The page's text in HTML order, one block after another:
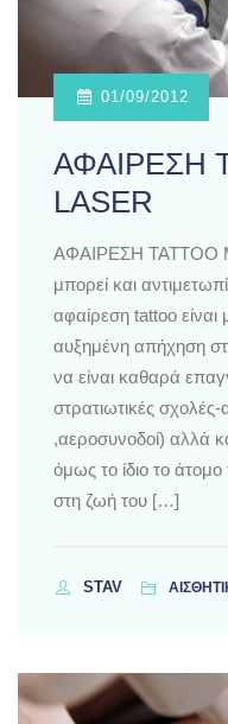
01/09/2012
ΑΦΑΙΡΕΣΗ
LASER
ΑΦΑΙΡΕΣΗ TATTOO
μπορεί και
αφαίρεση tattoo είναι
αυξημένη απήχηση
να είναι καθαρά
στρατιωτικές σχολές-
,αεροσυνοδοί) αλλά
όμως το ίδιο το άτομο
στη ζωή του […]
STAV